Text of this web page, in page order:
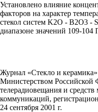
Установлено влияние
факторов на характер
стекол систем K2O - B2O3 -
диапазоне значений 109-104
Журнал «Стекло и керамика»
Министерством Российской
телерадиовещания и
коммуникаций,
24 сентября 2001 г.